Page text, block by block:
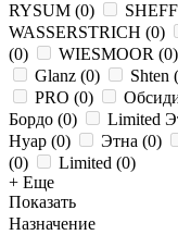
RYSUM (0)
WASSERSTRICH (0)
(0) WIESMOOR (0)
Glanz (0) Shten (
PRO (0)
Бордо (0) Limited
Нуар (0) Этна (0)
(0) Limited (0)
+ Еще
Показать
Назначение